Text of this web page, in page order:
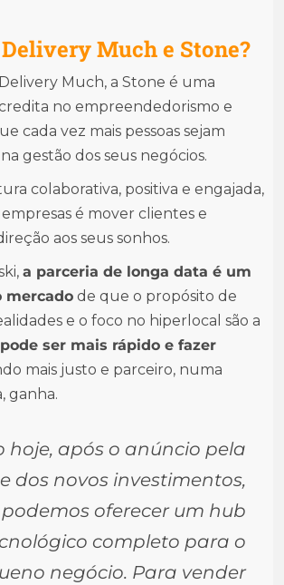
Much e Stone?
Much, a Stone é uma
no empreendedorismo e
cada vez mais pessoas sejam
gestão dos seus negócios.
colaborativa, positiva e engajada,
empresas é mover clientes e
aos seus sonhos.
a parceria de longa data é um
mercado de que o propósito de
e o foco no hiperlocal são a
ser mais rápido e fazer
mais justo e parceiro, numa
ganha.
hoje, após o anúncio pela
dos novos investimentos,
podemos oferecer um hub
completo para o
negócio. Para vender